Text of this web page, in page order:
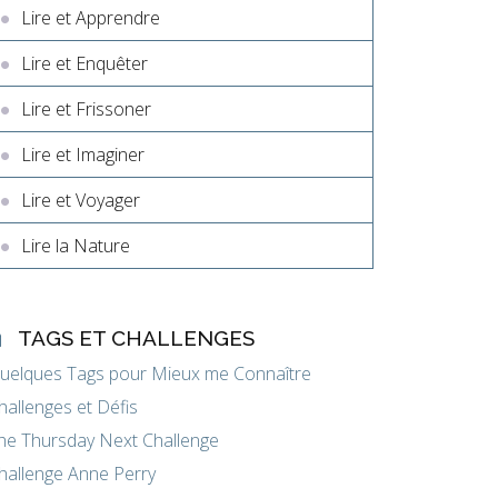
Lire et Apprendre
Lire et Enquêter
Lire et Frissoner
Lire et Imaginer
Lire et Voyager
Lire la Nature
TAGS ET CHALLENGES
Tags pour Mieux me Connaître
et Défis
Thursday Next Challenge
Anne Perry